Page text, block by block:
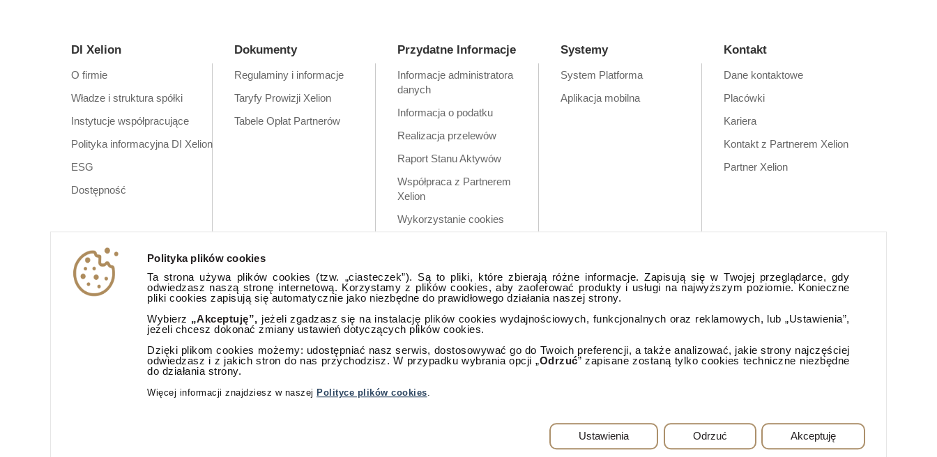
Polityka plików cookies
Ta strona używa plików cookies (tzw. „ciasteczek”). Są to pliki, które zbierają różne informacje. Zapisują się w Twojej przeglądarce, gdy
odwiedzasz naszą stronę internetową. Korzystamy z plików cookies, aby zaoferować produkty i usługi na najwyższym poziomie. Konieczne
pliki cookies zapisują się automatycznie jako niezbędne do prawidłowego działania naszej strony.
Wybierz „Akceptuję”, jeżeli zgadzasz się na instalację plików cookies wydajnościowych, funkcjonalnych oraz reklamowych, lub „Ustawienia”,
jeżeli chcesz dokonać zmiany ustawień dotyczących plików cookies.
Dzięki plikom cookies możemy: udostępniać nasz serwis, dostosowywać go do Twoich preferencji, a także analizować, jakie strony najczęściej
odwiedzasz i z jakich stron do nas przychodzisz. W przypadku wybrania opcji „Odrzuć” zapisane zostaną tylko cookies techniczne niezbędne
do działania strony.
Więcej informacji znajdziesz w naszej Polityce plików cookies.
Akceptuję
Ustawienia Odrzuć
DI Xelion
O firmie
Władze i struktura spółki
Instytucje współpracujące
Polityka informacyjna DI Xelion
ESG
Dostępność
Dokumenty
Regulaminy i informacje
Taryfy Prowizji Xelion
Tabele Opłat Partnerów
Przydatne Informacje
Informacje administratora
danych
Informacja o podatku
Realizacja przelewów
Raport Stanu Aktywów
Współpraca z Partnerem
Xelion
Wykorzystanie cookies
aplikacji mobilnej
Systemy
System Platforma
Aplikacja mobilna
Kontakt
Dane kontaktowe
Placówki
Kariera
Kontakt z Partnerem Xelion
Partner Xelion